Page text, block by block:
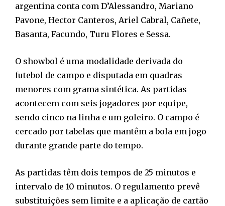
argentina conta com D’Alessandro, Mariano
Pavone, Hector Canteros, Ariel Cabral, Cañete,
Basanta, Facundo, Turu Flores e Sessa.
O showbol é uma modalidade derivada do
futebol de campo e disputada em quadras
menores com grama sintética. As partidas
acontecem com seis jogadores por equipe,
sendo cinco na linha e um goleiro. O campo é
cercado por tabelas que mantêm a bola em jogo
durante grande parte do tempo.
As partidas têm dois tempos de 25 minutos e
intervalo de 10 minutos. O regulamento prevê
substituições sem limite e a aplicação de cartão